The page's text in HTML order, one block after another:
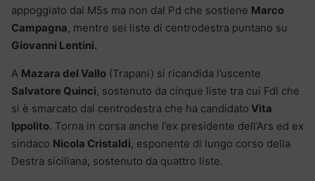
appoggiato dal M5s ma non dal Pd che sostiene Marco
Campagna, mentre sei liste di centrodestra puntano su
Giovanni Lentini.
A Mazara del Vallo (Trapani) si ricandida l’uscente
Salvatore Quinci, sostenuto da cinque liste tra cui FdI che
si è smarcato dal centrodestra che ha candidato Vita
Ippolito. Torna in corsa anche l’ex presidente dell’Ars ed ex
sindaco Nicola Cristaldi, esponente di lungo corso della
Destra siciliana, sostenuto da quattro liste.